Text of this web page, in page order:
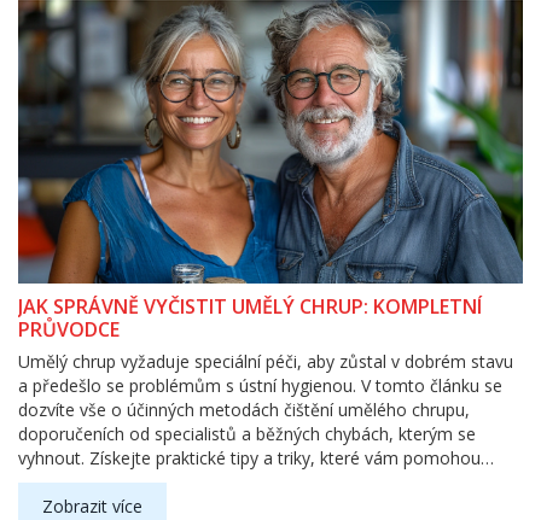
JAK SPRÁVNĚ VYČISTIT UMĚLÝ CHRUP: KOMPLETNÍ
PRŮVODCE
Umělý chrup vyžaduje speciální péči, aby zůstal v dobrém stavu
a předešlo se problémům s ústní hygienou. V tomto článku se
dozvíte vše o účinných metodách čištění umělého chrupu,
doporučeních od specialistů a běžných chybách, kterým se
vyhnout. Získejte praktické tipy a triky, které vám pomohou
udržet váš umělý chrup čistý a zdravý.
Zobrazit více